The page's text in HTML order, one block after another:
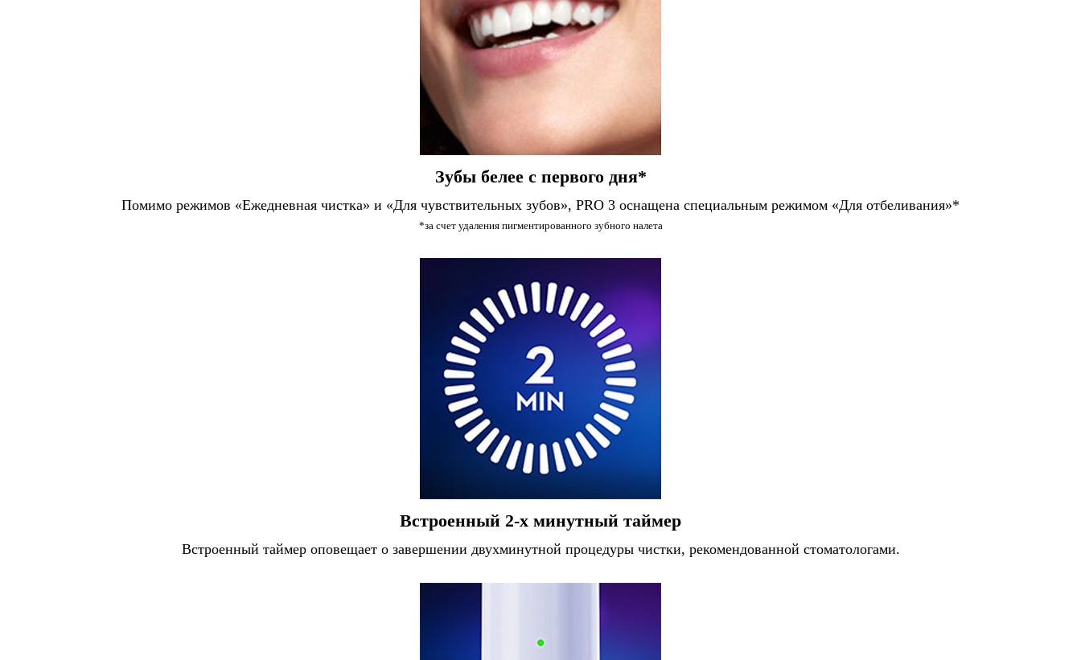
Зубы белее с первого дня*
Помимо режимов «Ежедневная чистка» и «Для чувствительных зубов», PRO 3 оснащена специальным режимом «Для отбеливания»*
*за счет удаления пигментированного зубного налета
Встроенный 2-х минутный таймер
Встроенный таймер оповещает о завершении двухминутной процедуры чистки, рекомендованной стоматологами.